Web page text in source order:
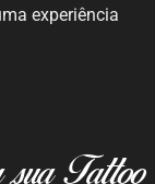
experiência
sua Tattoo